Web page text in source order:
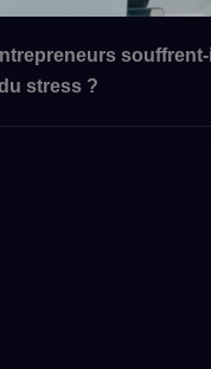
stress ?